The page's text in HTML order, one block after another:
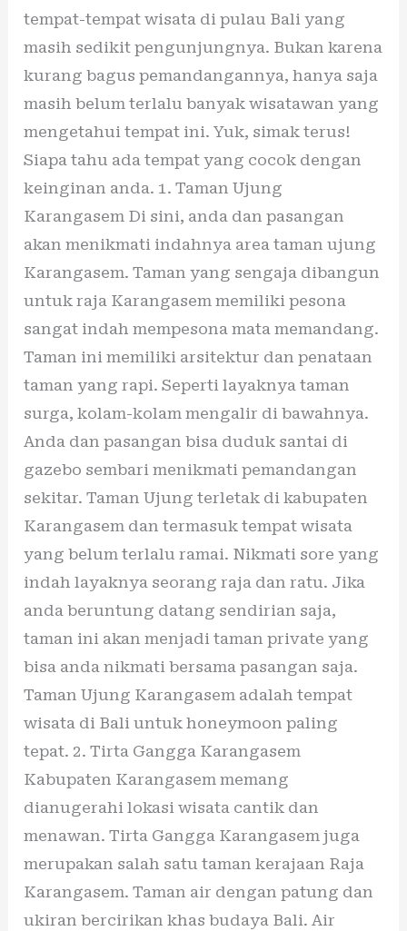
tempat-tempat wisata di pulau Bali yang
masih sedikit pengunjungnya. Bukan karena
kurang bagus pemandangannya, hanya saja
masih belum terlalu banyak wisatawan yang
mengetahui tempat ini. Yuk, simak terus!
Siapa tahu ada tempat yang cocok dengan
keinginan anda. 1. Taman Ujung
Karangasem Di sini, anda dan pasangan
akan menikmati indahnya area taman ujung
Karangasem. Taman yang sengaja dibangun
untuk raja Karangasem memiliki pesona
sangat indah mempesona mata memandang.
Taman ini memiliki arsitektur dan penataan
taman yang rapi. Seperti layaknya taman
surga, kolam-kolam mengalir di bawahnya.
Anda dan pasangan bisa duduk santai di
gazebo sembari menikmati pemandangan
sekitar. Taman Ujung terletak di kabupaten
Karangasem dan termasuk tempat wisata
yang belum terlalu ramai. Nikmati sore yang
indah layaknya seorang raja dan ratu. Jika
anda beruntung datang sendirian saja,
taman ini akan menjadi taman private yang
bisa anda nikmati bersama pasangan saja.
Taman Ujung Karangasem adalah tempat
wisata di Bali untuk honeymoon paling
tepat. 2. Tirta Gangga Karangasem
Kabupaten Karangasem memang
dianugerahi lokasi wisata cantik dan
menawan. Tirta Gangga Karangasem juga
merupakan salah satu taman kerajaan Raja
Karangasem. Taman air dengan patung dan
ukiran bercirikan khas budaya Bali. Air